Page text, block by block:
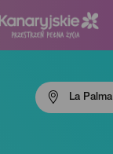
La Palma